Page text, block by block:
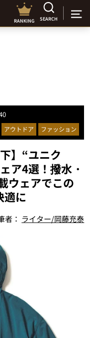
RANKING SEARCH
アウトドア ファッション
】“ユニク
ア4選！撥水・
ウェアでこの
適に
者： ライター/岡藤充泰